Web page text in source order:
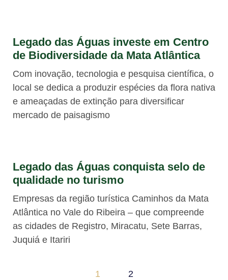
Legado das Águas investe em Centro
de Biodiversidade da Mata Atlântica
Com inovação, tecnologia e pesquisa científica, o
local se dedica a produzir espécies da flora nativa
e ameaçadas de extinção para diversificar
mercado de paisagismo
Legado das Águas conquista selo de
qualidade no turismo
Empresas da região turística Caminhos da Mata
Atlântica no Vale do Ribeira – que compreende
as cidades de Registro, Miracatu, Sete Barras,
Juquiá e Itariri
1 2